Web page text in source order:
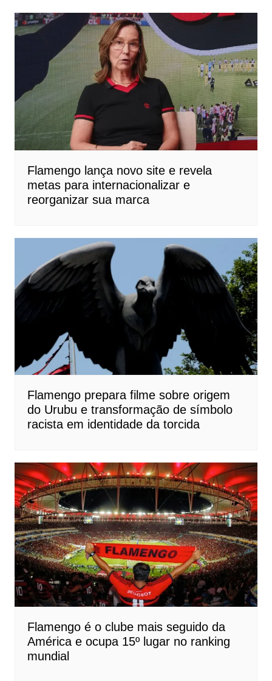
Flamengo lança novo site e revela
metas para internacionalizar e
reorganizar sua marca
Flamengo prepara filme sobre origem
do Urubu e transformação de símbolo
racista em identidade da torcida
Flamengo é o clube mais seguido da
América e ocupa 15º lugar no ranking
mundial